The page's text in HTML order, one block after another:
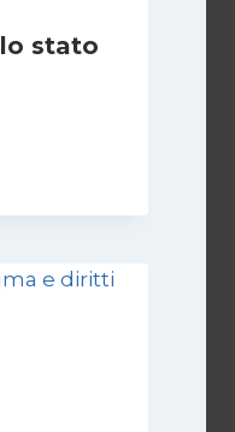
stato